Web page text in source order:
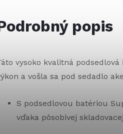
popis
vysoko kvalitná
a vošla sa pod sedadlo
S podsedlovou batériou
vďaka pôsobivej